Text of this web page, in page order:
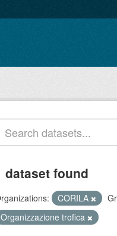
dataset found
CORILA
Organizzazione trofica